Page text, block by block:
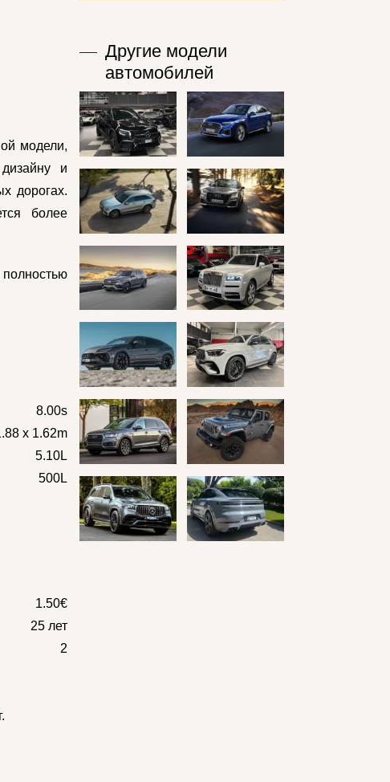
модели,
и
дорогах.
более
8.00s
x 1.62m
5.10L
500L
1.50€
25 лет
2
Другие модели
автомобилей